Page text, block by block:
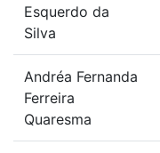
Esquerdo da
Silva
Andréa Fernanda
Ferreira
Quaresma